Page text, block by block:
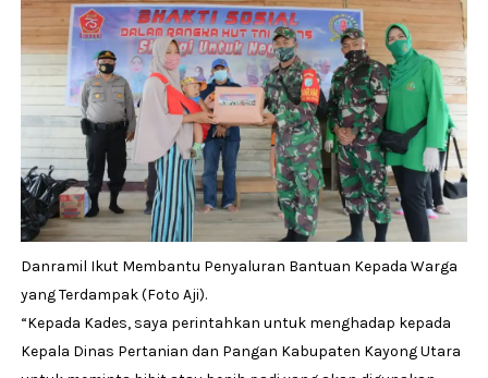
Danramil Ikut Membantu Penyaluran Bantuan Kepada Warga
yang Terdampak (Foto Aji).
“Kepada Kades, saya perintahkan untuk menghadap kepada
Kepala Dinas Pertanian dan Pangan Kabupaten Kayong Utara